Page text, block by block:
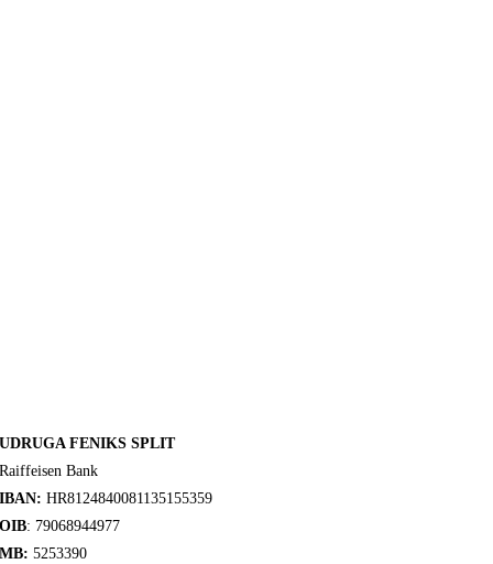
UDRUGA FENIKS SPLIT
Raiffeisen Bank
IBAN: HR8124840081135155359
OIB: 79068944977
MB: 5253390